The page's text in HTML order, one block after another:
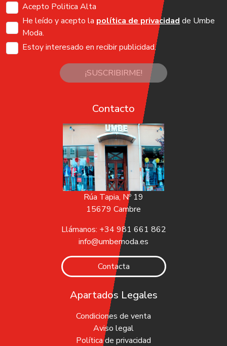
Acepto Politica Alta
He leído y acepto la política de privacidad de Umbe
Moda.
Estoy interesado en recibir publicidad.
¡SUSCRIBIRME!
Contacto
Rúa Tapia, Nº 19
15679 Cambre
Llámanos: +34 981 661 862
info@umbemoda.es
Contacta
Apartados Legales
Condiciones de venta
Aviso legal
Política de privacidad